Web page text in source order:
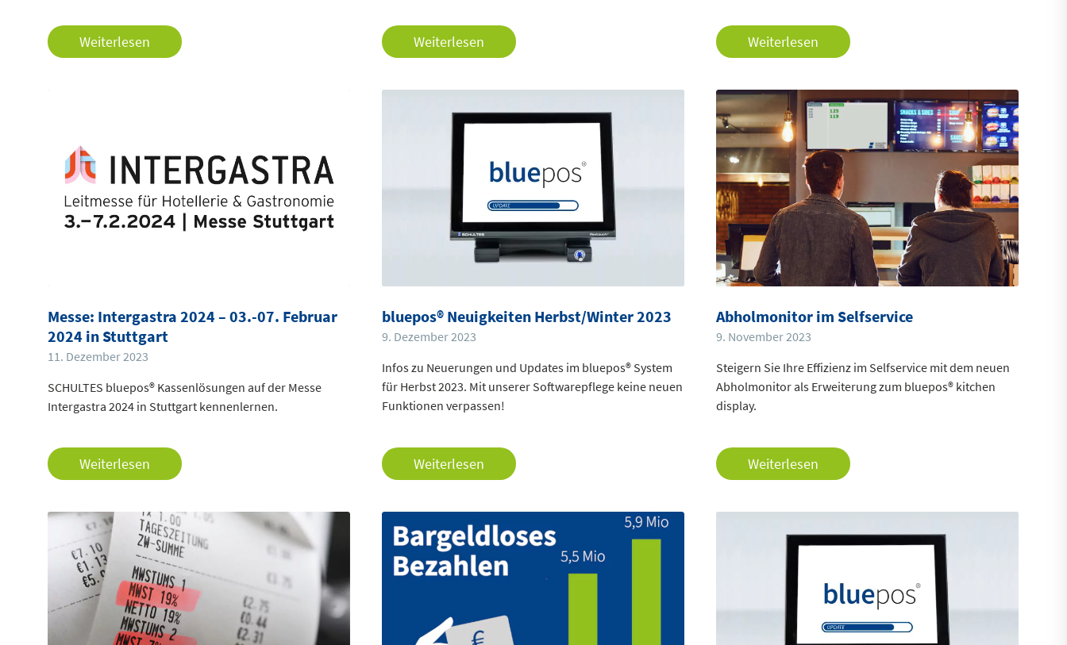
Weiterlesen Weiterlesen Weiterlesen
Messe: Intergastra 2024 – 03.-07. Februar
2024 in Stuttgart
11. Dezember 2023
SCHULTES bluepos® Kassenlösungen auf der Messe
Intergastra 2024 in Stuttgart kennenlernen.
Weiterlesen
bluepos® Neuigkeiten Herbst/Winter 2023
9. Dezember 2023
Infos zu Neuerungen und Updates im bluepos® System
für Herbst 2023. Mit unserer Softwarepflege keine neuen
Funktionen verpassen!
Weiterlesen
Abholmonitor im Selfservice
9. November 2023
Steigern Sie Ihre Effizienz im Selfservice mit dem neuen
Abholmonitor als Erweiterung zum bluepos® kitchen
display.
Weiterlesen